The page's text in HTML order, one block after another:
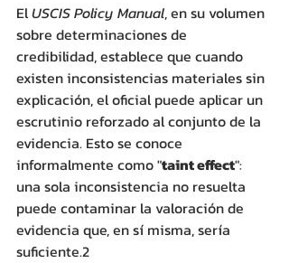
El USCIS Policy Manual, en su volumen
sobre determinaciones de
credibilidad, establece que cuando
existen inconsistencias materiales sin
explicación, el oficial puede aplicar un
escrutinio reforzado al conjunto de la
evidencia. Esto se conoce
informalmente como "taint effect":
una sola inconsistencia no resuelta
puede contaminar la valoración de
evidencia que, en sí misma, sería
suficiente.2